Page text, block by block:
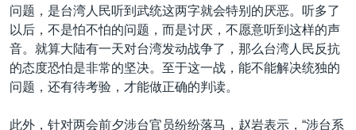
问题，是台湾人民听到武统这两字就会特别的厌恶。听多了
以后，不是怕不怕的问题，而是讨厌，不愿意听到这样的声
音。就算大陆有一天对台湾发动战争了，那么台湾人民反抗
的态度恐怕是非常的坚决。至于这一战，能不能解决统独的
问题，还有待考验，才能做正确的判读。
此外，针对两会前夕涉台官员纷纷落马，赵岩表示，“涉台系